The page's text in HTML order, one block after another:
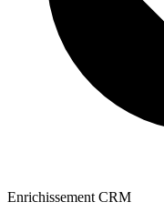
Enrichissement CRM